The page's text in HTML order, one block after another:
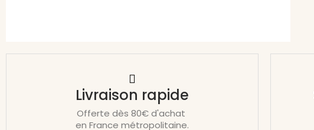
Livraison rapide
Offerte dès 80€ d'achat
en France métropolitaine.